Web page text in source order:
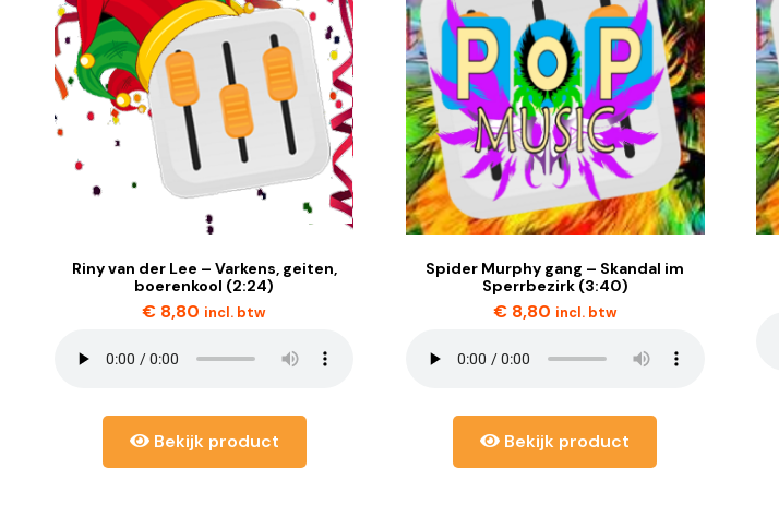
Riny van der Lee – Varkens, geiten,
boerenkool (2:24)
€ 8,80 incl. btw
Bekijk product
Spider Murphy gang – Skandal im
Sperrbezirk (3:40)
€8,80 incl. btw
Bekijk product